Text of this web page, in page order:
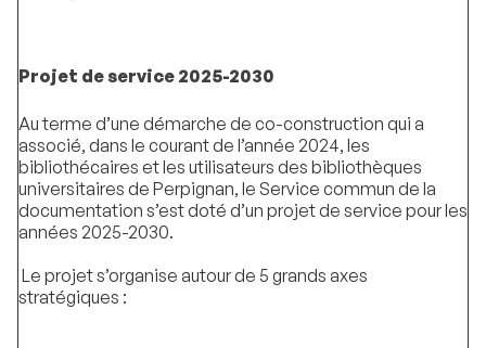
Projet de service 2025-2030
Au terme d’une démarche de co-construction qui a
associé, dans le courant de l’année 2024, les
bibliothécaires et les utilisateurs des bibliothèques
universitaires de Perpignan, le Service commun de la
documentation s’est doté d’un projet de service pour les
années 2025-2030.
Le projet s’organise autour de 5 grands axes
stratégiques :